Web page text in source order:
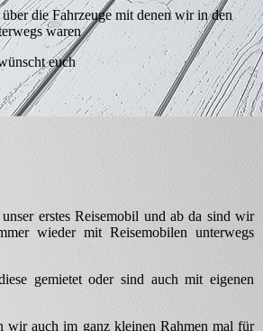
die Fahrzeuge mit denen wir in den
waren
euch
erstes Reisemobil und ab da sind wir
wieder mit Reisemobilen unterwegs
gemietet oder sind auch mit eigenen
wir auch im ganz kleinen Rahmen mal für